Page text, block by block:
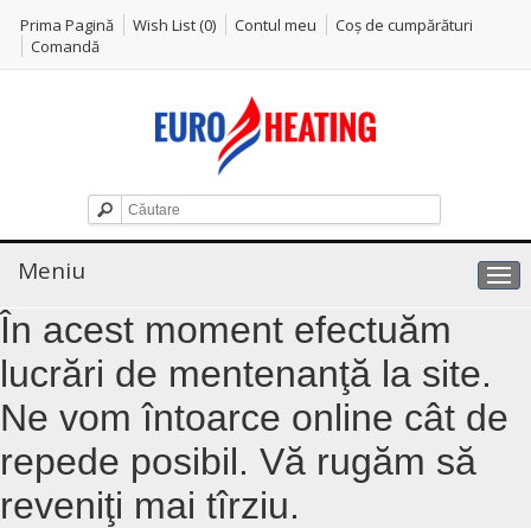
Prima Pagină Wish List (0) Contul meu
Coş de cumpărături
Comandă
Meniu
În acest moment efectuăm
lucrări de mentenanţă la site.
Ne vom întoarce online cât de
repede posibil. Vă rugăm să
reveniţi mai tîrziu.